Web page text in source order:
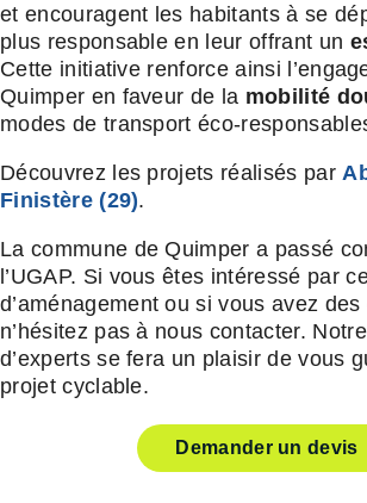
et encouragent les habitants à se
plus responsable en leur offrant un
Cette initiative renforce ainsi
Quimper en faveur de la mobilité
modes de transport éco-
Découvrez les projets réalisés par
Finistère (29).
La commune de Quimper a passé
l’UGAP. Si vous êtes intéressé par
d’aménagement ou si vous avez
n’hésitez pas à nous contacter.
d’experts se fera un plaisir de vous
projet cyclable.
Demander un devis